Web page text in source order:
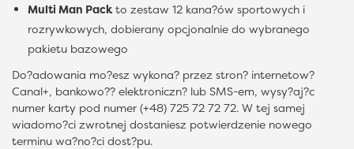
Multi Man Pack to zestaw 12 kana?ów sportowych i
rozrywkowych, dobierany opcjonalnie do wybranego
pakietu bazowego
Do?adowania mo?esz wykona? przez stron? internetow?
Canal+, bankowo?? elektroniczn? lub SMS-em, wysy?aj?c
numer karty pod numer (+48) 725 72 72 72. W tej samej
wiadomo?ci zwrotnej dostaniesz potwierdzenie nowego
terminu wa?no?ci dost?pu.